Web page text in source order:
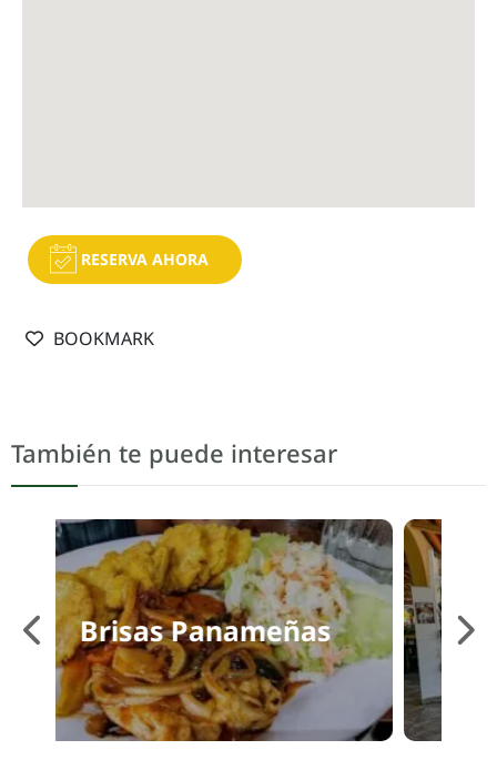
RESERVA AHORA
BOOKMARK
También te puede interesar
Bruschetta